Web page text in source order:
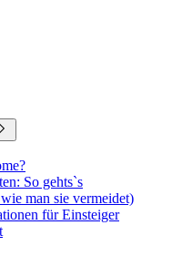
So gehts`s
man sie vermeidet)
für Einsteiger